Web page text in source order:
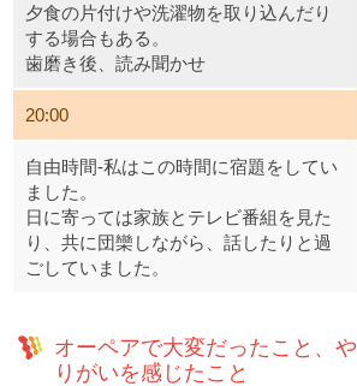
夕食の片付けや洗濯物を取り込んだり
する場合もある。
歯磨き後、読み聞かせ
20:00
自由時間-私はこの時間に宿題をしてい
ました。
日に寄っては家族とテレビ番組を見た
り、共に団欒しながら、話したりと過
ごしていました。
オーペアで大変だったこと、や
りがいを感じたこと